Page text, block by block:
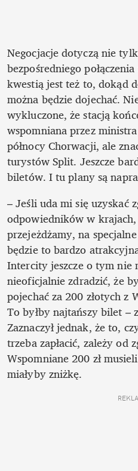
Negocjacje dotyczą nie
bezpośredniego
kwestią jest też to, dokąd
można będzie dojechać.
wykluczone, że stacją
wspomniana przez
północy Chorwacji, ale
turystów Split. Jeszcze
biletów. I tu plany są
– Jeśli uda mi się uzyskać
odpowiedników w
przejeżdżamy, na
będzie to bardzo
Intercity jeszcze o tym nie
nieoficjalnie zdradzić, że
pojechać za 200 złotych z
To byłby najtańszy bilet –
Zaznaczył jednak, że to,
trzeba zapłacić, zależy od
Wspomniane 200 zł
miałyby zniżkę.